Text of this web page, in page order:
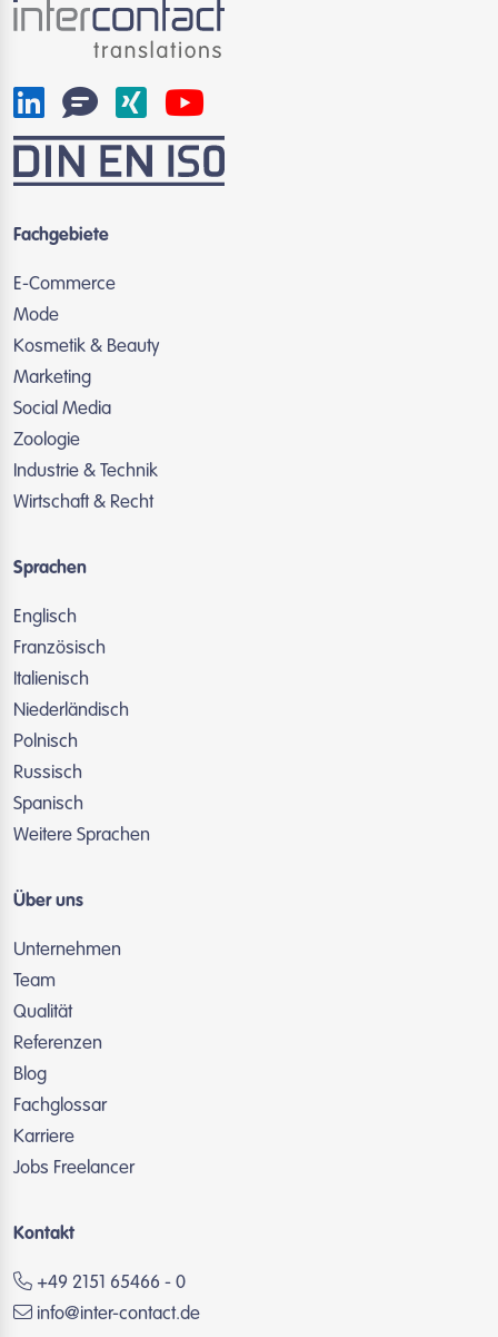
Fachgebiete
E-Commerce
Mode
Kosmetik & Beauty
Marketing
Social Media
Zoologie
Industrie & Technik
Wirtschaft & Recht
Sprachen
Englisch
Französisch
Italienisch
Niederländisch
Polnisch
Russisch
Spanisch
Weitere Sprachen
Über uns
Unternehmen
Team
Qualität
Referenzen
Blog
Fachglossar
Karriere
Jobs Freelancer
Kontakt
+49 2151 65466 - 0
info@inter-contact.de